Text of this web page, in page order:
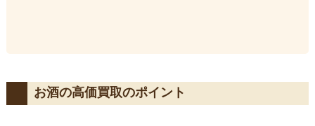
お酒の高価買取のポイント